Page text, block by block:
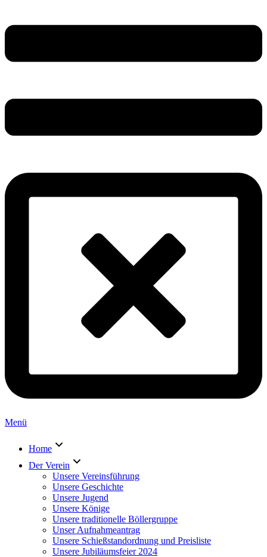
Menü
Home
Der Verein
Unsere Vereinsführung
Unsere Geschichte
Unsere Jugend
Unsere Könige
Unsere traditionelle Böllergruppe
Unser Aufnahmeantrag
Unsere Schießstandordnung und Preisliste
Unsere Jubiläumsfeier 2024